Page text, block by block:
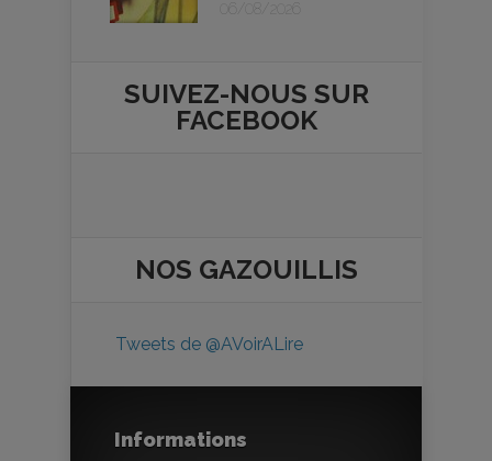
06/08/2026
SUIVEZ-NOUS SUR
FACEBOOK
NOS GAZOUILLIS
Tweets de @AVoirALire
Informations